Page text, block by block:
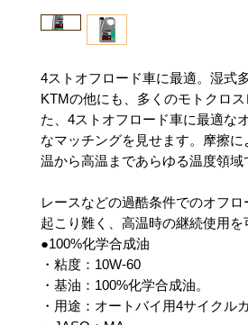
4ストオフロード車に最適。湿式
KTMの他にも、多くのモトクロ
た、4ストオフロード車に最適な
なマッチングを見せます。摩擦
温から高温まであらゆる温度領
レースなどの過酷条件でのオフ
起こり難く、高温時の継続使用を
●100%化学合成油
・粘度：10W‐60
・基油：100%化学合成油。
・用途：オートバイ用4サイクル